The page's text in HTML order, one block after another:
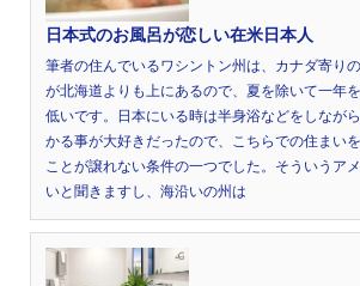
日本式のお風呂が恋しい在米日本人
筆者の住んでいるワシントン州は、カナダ寄り
が北海道よりも上にあるので、夏を除いて一年
低いです。日本にいる時は半身浴などをしなが
かる事が大好きだったので、こちらでの住まい
ことが譲れない条件の一つでした。そういうア
いと聞きますし、海沿いの州は